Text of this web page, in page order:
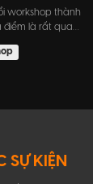
workshop thành
điểm là rất quan
SỰ KIỆN